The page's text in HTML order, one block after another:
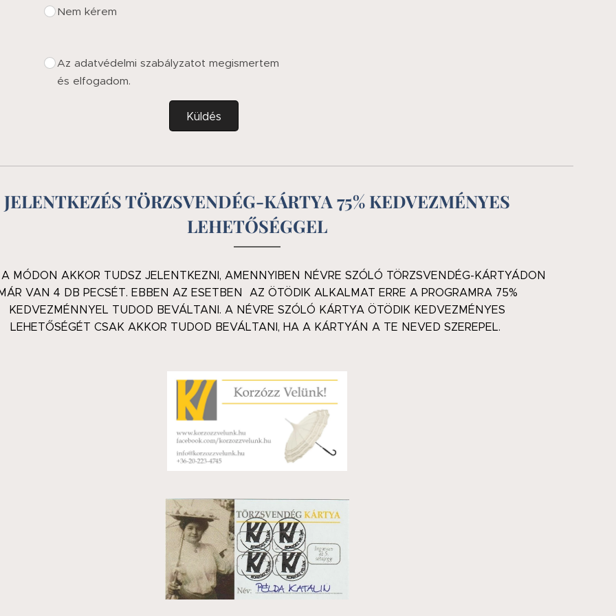
Nem kérem
Az adatvédelmi szabályzatot megismertem
és elfogadom.
Küldés
JELENTKEZÉS TÖRZSVENDÉG-KÁRTYA 75% KEDVEZMÉNYES
LEHETŐSÉGGEL
MÓDON AKKOR TUDSZ JELENTKEZNI, AMENNYIBEN NÉVRE SZÓLÓ TÖRZSVENDÉG-KÁRTYÁDON
VAN 4 DB PECSÉT. EBBEN AZ ESETBEN AZ ÖTÖDIK ALKALMAT ERRE A PROGRAMRA 75%
KEDVEZMÉNNYEL TUDOD BEVÁLTANI. A NÉVRE SZÓLÓ KÁRTYA ÖTÖDIK KEDVEZMÉNYES
LEHETŐSÉGÉT CSAK AKKOR TUDOD BEVÁLTANI, HA A KÁRTYÁN A TE NEVED SZEREPEL.